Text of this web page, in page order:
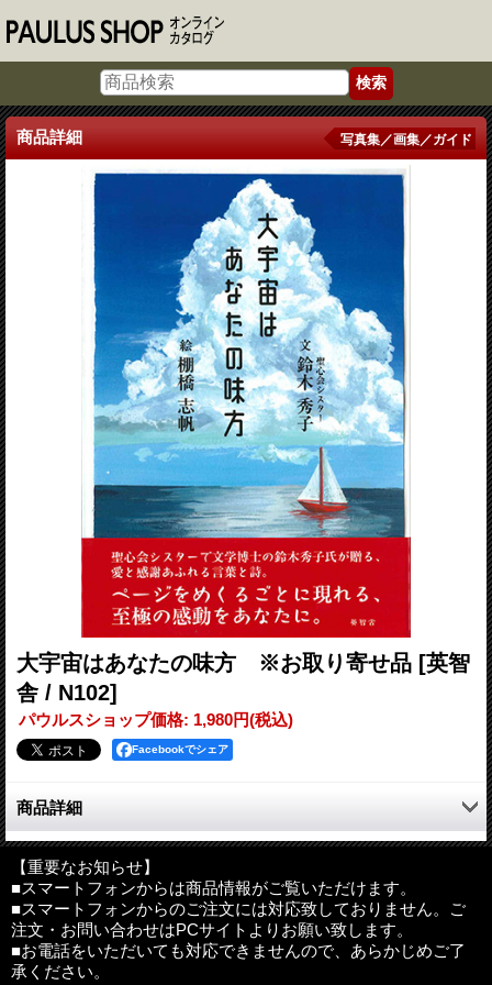
商品詳細 写真集／画集／ガイド
大宇宙はあなたの味方 ※お取り寄せ品 [英智
舎 / N102]
パウルスショップ価格: 1,980円(税込)
Facebookでシェア
商品詳細
聖心会シスターで文学博士の鈴木秀子氏が贈る、至極の格言＆ポ
エム集。
今この一瞬をいきいきと生きたいと願うあなたの背中を、たくさ
んの愛で後押しします。いろどり鮮やかな四季の風景画ととも
に、ページをめくるごとに現れる至極の感動をあなたに。
幸福とは「いいな」と感じる時間を長く持つことです。
【重要なお知らせ】
■スマートフォンからは商品情報がご覧いただけます。
■スマートフォンからのご注文には対応致しておりません。ご
注文・お問い合わせはPCサイトよりお願い致します。
■お電話をいただいても対応できませんので、あらかじめご了
承ください。